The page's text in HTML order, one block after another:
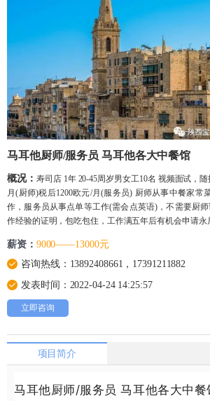
马耳他厨师/服务员 马耳他各大中餐馆
概况： 寿司店 1年 20-45周岁男女工10名 视频面试，
月(厨师)税后1200欧元/月(服务员) 厨师从事中餐家常
作，服务员从事点单等工作(需会点英语)，不需要厨
作经验的证明，包吃包住，工作满五年后有机会申请永
薪资： 9000——13000元
咨询热线：13892408661，17391211882
发表时间：2022-04-24 14:25:57
立即咨询
项目简介
马耳他厨师/服务员 马耳他各大中餐